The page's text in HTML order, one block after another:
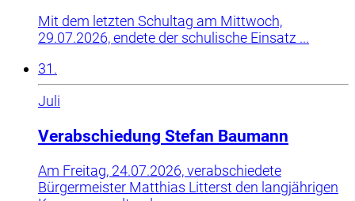
Mit dem letzten Schultag am Mittwoch,
29.07.2026, endete der schulische Einsatz ...
31.
Juli
Verabschiedung Stefan Baumann
Am Freitag, 24.07.2026, verabschiedete
Bürgermeister Matthias Litterst den langjährigen